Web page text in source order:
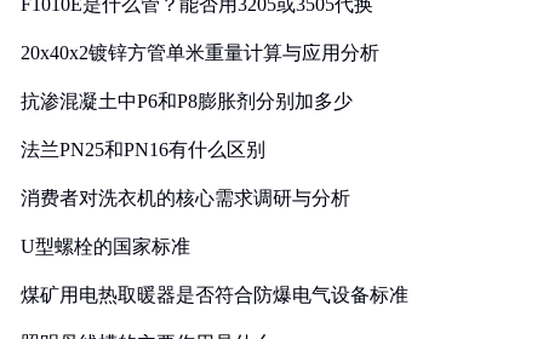
F1010E是什么管？能否用3205或3505代换
20x40x2镀锌方管单米重量计算与应用分析
抗渗混凝土中P6和P8膨胀剂分别加多少
法兰PN25和PN16有什么区别
消费者对洗衣机的核心需求调研与分析
U型螺栓的国家标准
煤矿用电热取暖器是否符合防爆电气设备标准